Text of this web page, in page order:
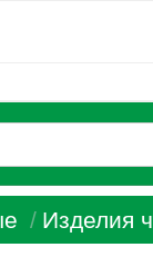
Изделия